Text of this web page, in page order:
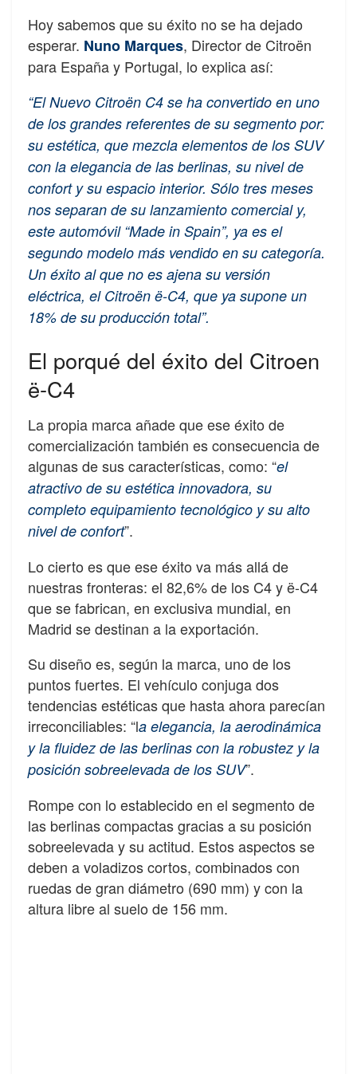
Hoy sabemos que su éxito no se ha dejado
esperar. Nuno Marques, Director de Citroën
para España y Portugal, lo explica así:
“El Nuevo Citroën C4 se ha convertido en uno
de los grandes referentes de su segmento por:
su estética, que mezcla elementos de los SUV
con la elegancia de las berlinas, su nivel de
confort y su espacio interior. Sólo tres meses
nos separan de su lanzamiento comercial y,
este automóvil “Made in Spain”, ya es el
segundo modelo más vendido en su categoría.
Un éxito al que no es ajena su versión
eléctrica, el Citroën ë-C4, que ya supone un
18% de su producción total”.
El porqué del éxito del Citroen
ë-C4
La propia marca añade que ese éxito de
comercialización también es consecuencia de
algunas de sus características, como: “el
atractivo de su estética innovadora, su
completo equipamiento tecnológico y su alto
nivel de confort”.
Lo cierto es que ese éxito va más allá de
nuestras fronteras: el 82,6% de los C4 y ë-C4
que se fabrican, en exclusiva mundial, en
Madrid se destinan a la exportación.
Su diseño es, según la marca, uno de los
puntos fuertes. El vehículo conjuga dos
tendencias estéticas que hasta ahora parecían
irreconciliables: “la elegancia, la aerodinámica
y la fluidez de las berlinas con la robustez y la
posición sobreelevada de los SUV”.
Rompe con lo establecido en el segmento de
las berlinas compactas gracias a su posición
sobreelevada y su actitud. Estos aspectos se
deben a voladizos cortos, combinados con
ruedas de gran diámetro (690 mm) y con la
altura libre al suelo de 156 mm.